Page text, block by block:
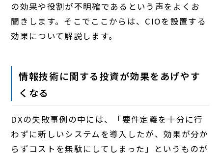
の効果や役割が不明確であるという声をよくお
聞きします。そこでここからは、CIOを設置する
効果について解説します。
情報技術に関する投資が効果をあげやす
くなる
DXの失敗事例の中には、「要件定義を十分に行
わずに新しいシステムを導入したが、効果が分か
らずコストを無駄にしてしまった」というものが